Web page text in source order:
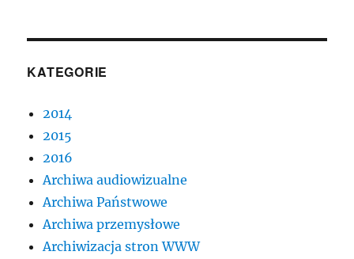
KATEGORIE
2014
2015
2016
Archiwa audiowizualne
Archiwa Państwowe
Archiwa przemysłowe
Archiwizacja stron WWW